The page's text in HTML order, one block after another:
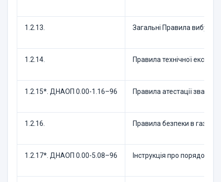
1.2.13. Загальні Правила
1.2.14. Правила технічної
1.2.15*. ДНАОП 0.00-1.16–96 Правила атестації
1.2.16. Правила безпеки в
1.2.17*. ДНАОП 0.00-5.08–96 Інструкція про порядок